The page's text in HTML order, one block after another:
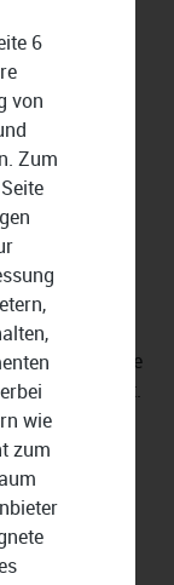
vor und
für
und
wie etwa die
von
Anleitung, die
bietet.
dieser
6
von
Zum
wie
zum